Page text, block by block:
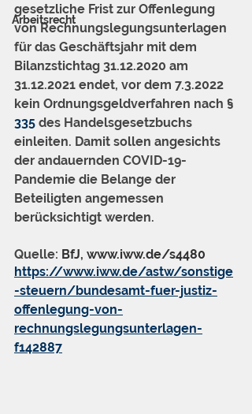
Arbeitsrecht
gesetzliche Frist zur Offenlegung
von Rechnungslegungsunterlagen
für das Geschäftsjahr mit dem
Bilanzstichtag 31.12.2020 am
31.12.2021 endet, vor dem 7.3.2022
kein Ordnungsgeldverfahren nach §
335 des Handelsgesetzbuchs
einleiten. Damit sollen angesichts
der andauernden COVID-19-
Pandemie die Belange der
Beteiligten angemessen
berücksichtigt werden.
Quelle: BfJ, www.iww.de/s4480
https://www.iww.de/astw/sonstige
-steuern/bundesamt-fuer-justiz-
offenlegung-von-
rechnungslegungsunterlagen-
f142887